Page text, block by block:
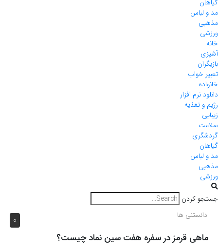
گیاهان
مد و لباس
مذهبی
ورزشی
خانه
آشپزی
بازیگران
تعبیر خواب
خانواده
دانلود نرم افزار
رژیم و تغذیه
زیبایی
سلامت
گردشگری
گیاهان
مد و لباس
مذهبی
ورزشی
جستجو کردن
0 دانستنی ها
ماهی قرمز در سفره هفت سین نماد چیست؟